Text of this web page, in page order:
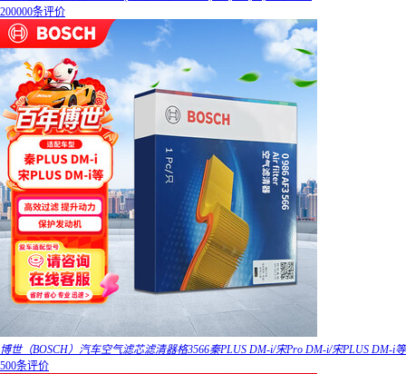
200000条评价
博世（BOSCH）汽车空气滤芯滤清器格3566秦PLUS DM-i/宋Pro DM-i/宋PLUS DM-i等
500条评价